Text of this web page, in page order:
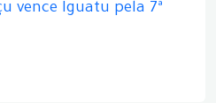
vence Iguatu pela 7ª